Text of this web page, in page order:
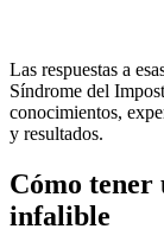
Las respuestas a
Síndrome del
conocimientos,
y resultados.
Cómo tener
infalible